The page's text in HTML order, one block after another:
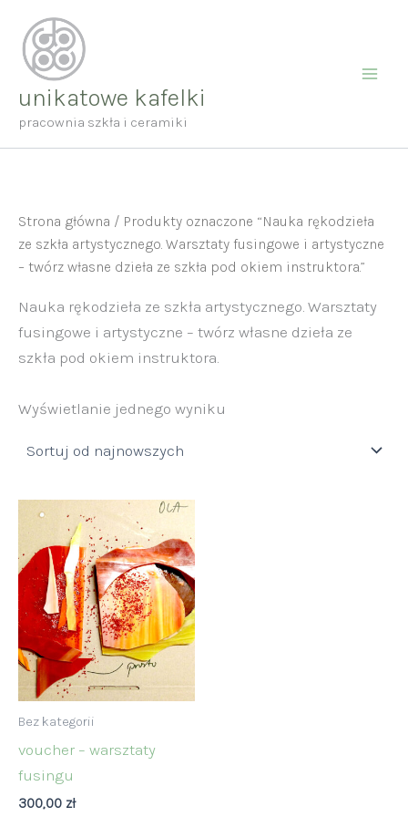
treści
unikatowe kafelki
pracownia szkła i ceramiki
Strona główna / Produkty oznaczone “Nauka rękodzieła
ze szkła artystycznego. Warsztaty fusingowe i artystyczne
– twórz własne dzieła ze szkła pod okiem instruktora.”
Nauka rękodzieła ze szkła artystycznego. Warsztaty
fusingowe i artystyczne – twórz własne dzieła ze
szkła pod okiem instruktora.
Wyświetlanie jednego wyniku
Bez kategorii
voucher – warsztaty
fusingu
300,00 zł